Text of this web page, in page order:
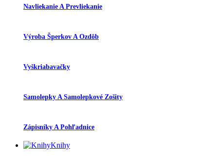
Navliekanie A Prevliekanie
Výroba Šperkov A Ozdôb
Vyškriabavačky
Samolepky A Samolepkové Zošity
Zápisníky A Pohľadnice
Knihy